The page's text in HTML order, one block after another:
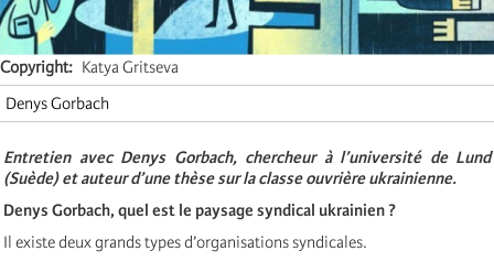
Copyright
Katya Gritseva
Denys Gorbach
Entretien avec Denys Gorbach, chercheur à l’université de Lund
(Suède) et auteur d’une thèse sur la classe ouvrière ukrainienne.
Denys Gorbach, quel est le paysage syndical ukrainien ?
Il existe deux grands types d’organisations syndicales.